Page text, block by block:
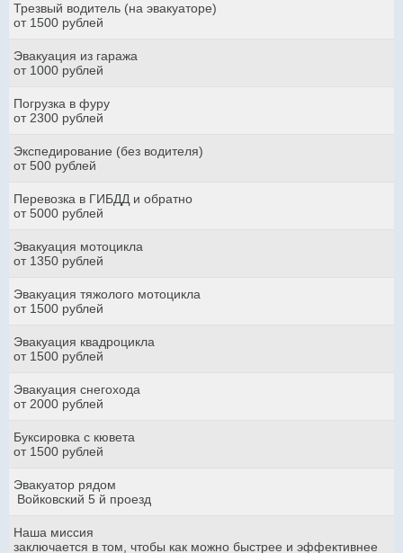
Трезвый водитель (на эвакуаторе)
от 1500 рублей
Эвакуация из гаража
от 1000 рублей
Погрузка в фуру
от 2300 рублей
Экспедирование (без водителя)
от 500 рублей
Перевозка в ГИБДД и обратно
от 5000 рублей
Эвакуация мотоцикла
от 1350 рублей
Эвакуация тяжолого мотоцикла
от 1500 рублей
Эвакуация квадроцикла
от 1500 рублей
Эвакуация снегохода
от 2000 рублей
Буксировка с кювета
от 1500 рублей
Эвакуатор рядом
Войковский 5 й проезд
Наша миссия
заключается в том, чтобы как можно быстрее и эффективнее